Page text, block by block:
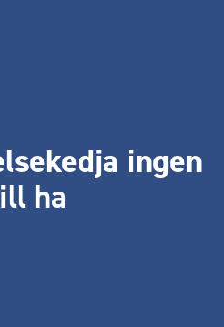
ingen
ha